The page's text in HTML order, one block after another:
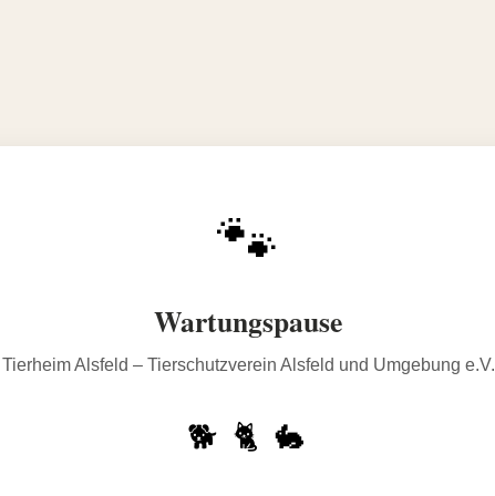
🐾
Wartungspause
Tierheim Alsfeld – Tierschutzverein Alsfeld und Umgebung e.V.
🐕 🐈 🐇